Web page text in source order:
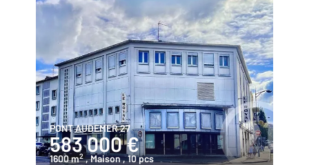
PONT AUDEMER 27
583 000 €
1600 m2 , Maison, 10 pcs